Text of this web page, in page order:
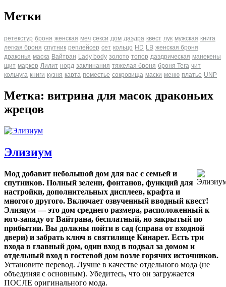
Метки
ретекстур броня женская меч секси дом даэдра квест лук мужская книга
легкая броня спутник реплейсер сет кольцо HD LB женская броня
драконья маска Вайтран Lady body золото топор даэдрическая манекены
щит маркер Лилит норд заклинания тяжелая броня броня Tera чит
кольчуга книги кузня карта поместье сокровища маски меню платье UNP
Метка: витрина для масок драконьих
жрецов
Элизиум
Мод добавит небольшой дом для вас с семьей и
спутников. Полный зелени, фонтанов, функций для
настройки, дополнительных дисплеев, крафта и
многого другого. Включает озвученный вводный квест!
Элизиум — это дом среднего размера, расположенный к
юго-западу от Вайтрана, бесплатный, но закрытый по
прибытии. Вы должны пойти в сад (справа от входной
двери) и забрать ключ в святилище Кинарет. Есть три
входа в главный дом, один вход в подвал за домом и
отдельный вход в гостевой дом возле горячих источников.
Установите перевод. Лучше в качестве отдельного мода (не
объединяя с основным). Убедитесь, что он загружается
ПОСЛЕ оригинального мода.